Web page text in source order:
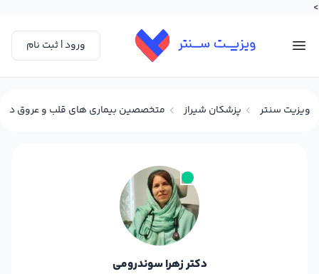
>
ورود | ثبت نام
ویزیت سنتر پزشکان شیراز متخصصین بیماری های قلب و عروق در
دکتر زهرا سوندرومی